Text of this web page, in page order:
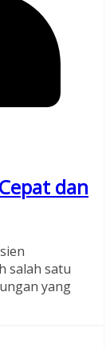
dan
salah satu
yang